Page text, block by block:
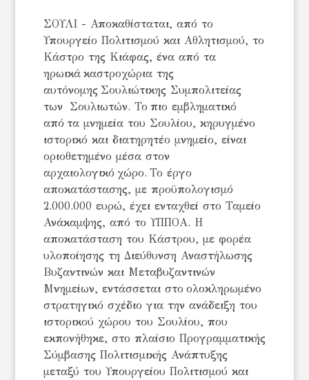
ΣΟΥΛΙ - Αποκαθίσταται, από το
Υπουργείο Πολιτισμού και Αθλητισμού, το
Κάστρο της Κιάφας, ένα από τα
ηρωικά καστροχώρια της
αυτόνομης Σουλιώτικης Συμπολιτείας
των Σουλιωτών. Το πιο εμβληματικό
από τα μνημεία του Σουλίου, κηρυγμένο
ιστορικό και διατηρητέο μνημείο, είναι
οριοθετημένο μέσα στον
αρχαιολογικό χώρο. Το έργο
αποκατάστασης, με προϋπολογισμό
2.000.000 ευρώ, έχει ενταχθεί στο Ταμείο
Ανάκαμψης, από το ΥΠΠΟΑ. Η
αποκατάσταση του Κάστρου, με φορέα
υλοποίησης τη Διεύθυνση Αναστήλωσης
Βυζαντινών και Μεταβυζαντινών
Μνημείων, εντάσσεται στο ολοκληρωμένο
στρατηγικό σχέδιο για την ανάδειξη του
ιστορικού χώρου του Σουλίου, που
εκπονήθηκε, στο πλαίσιο Προγραμματικής
Σύμβασης Πολιτισμικής Ανάπτυξης
μεταξύ του Υπουργείου Πολιτισμού και